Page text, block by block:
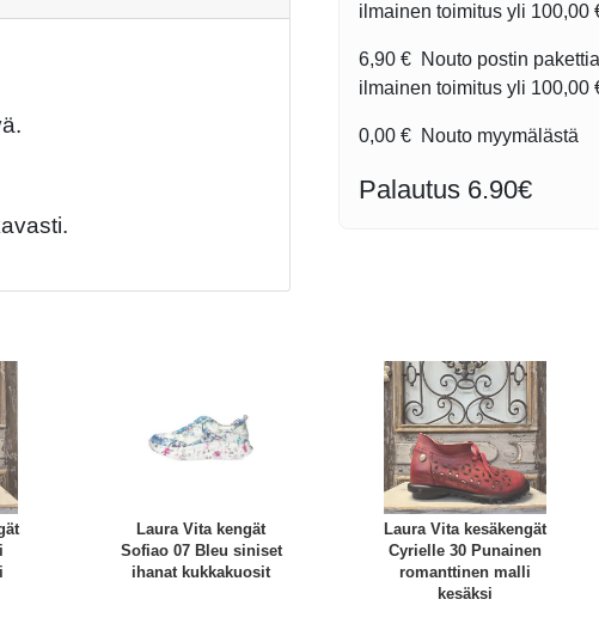
ilmainen toimitus yli 100,00
6,90 € Nouto postin
ilmainen toimitus yli 100,00
0,00 € Nouto myymälästä
Palautus 6.90€
Laura Vita kengät
Sofiao 07 Bleu siniset
ihanat kukkakuosit
Laura Vita kesäkengät
Cyrielle 30 Punainen
romanttinen malli
kesäksi